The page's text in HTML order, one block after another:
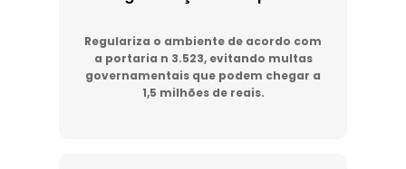
Regulariza o ambiente de acordo com
a portaria n 3.523, evitando multas
governamentais que podem chegar a
1,5 milhões de reais.